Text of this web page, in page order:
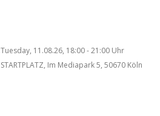
Tuesday, 11.08.26, 18:00 - 21:00 Uhr
STARTPLATZ, Im Mediapark 5, 50670 Köln